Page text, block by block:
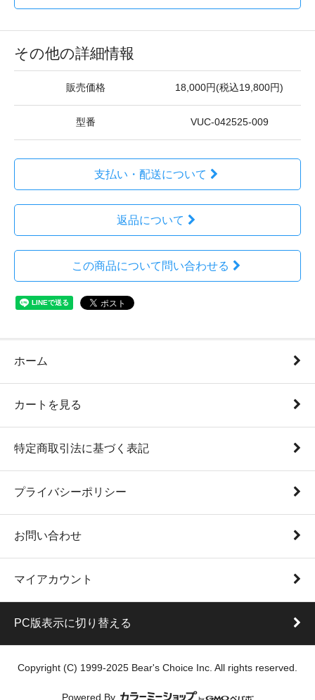
その他の詳細情報
販売価格 18,000円(税込19,800円)
型番 VUC-042525-009
支払い・配送について
返品について
この商品について問い合わせる
ホーム
カートを見る
特定商取引法に基づく表記
プライバシーポリシー
お問い合わせ
マイアカウント
PC版表示に切り替える
Copyright (C) 1999-2025 Bear's Choice Inc. All rights reserved.
Powered By